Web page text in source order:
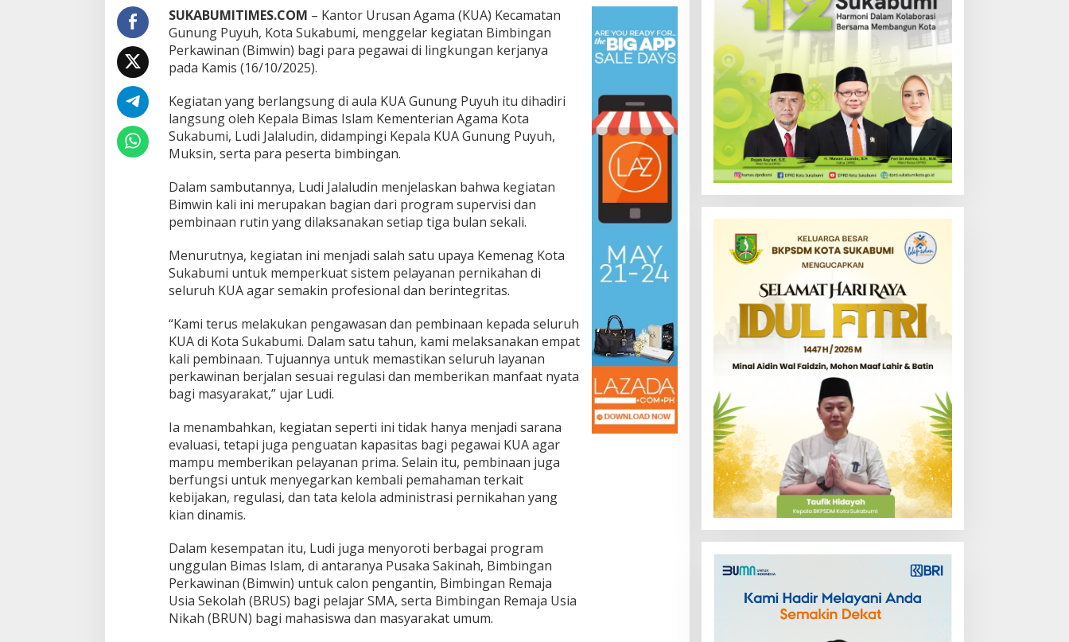
n
P
r
n
k
a
a
n
K
U
G
n
u
n
u
y
u
h
e
a
r
B
m
w
i
b
a
g
i
P
e
SUKABUMITIMES.COM – Kantor Urusan Agama (KUA) Kecamatan
Gunung Puyuh, Kota Sukabumi, menggelar kegiatan Bimbingan
Perkawinan (Bimwin) bagi para pegawai di lingkungan kerjanya
pada Kamis (16/10/2025).
Kegiatan yang berlangsung di aula KUA Gunung Puyuh itu dihadiri
langsung oleh Kepala Bimas Islam Kementerian Agama Kota
Sukabumi, Ludi Jalaludin, didampingi Kepala KUA Gunung Puyuh,
Muksin, serta para peserta bimbingan.
Dalam sambutannya, Ludi Jalaludin menjelaskan bahwa kegiatan
Bimwin kali ini merupakan bagian dari program supervisi dan
pembinaan rutin yang dilaksanakan setiap tiga bulan sekali.
Menurutnya, kegiatan ini menjadi salah satu upaya Kemenag Kota
Sukabumi untuk memperkuat sistem pelayanan pernikahan di
seluruh KUA agar semakin profesional dan berintegritas.
“Kami terus melakukan pengawasan dan pembinaan kepada seluruh
KUA di Kota Sukabumi. Dalam satu tahun, kami melaksanakan empat
kali pembinaan. Tujuannya untuk memastikan seluruh layanan
perkawinan berjalan sesuai regulasi dan memberikan manfaat nyata
bagi masyarakat,” ujar Ludi.
Ia menambahkan, kegiatan seperti ini tidak hanya menjadi sarana
evaluasi, tetapi juga penguatan kapasitas bagi pegawai KUA agar
mampu memberikan pelayanan prima. Selain itu, pembinaan juga
berfungsi untuk menyegarkan kembali pemahaman terkait
kebijakan, regulasi, dan tata kelola administrasi pernikahan yang
kian dinamis.
Dalam kesempatan itu, Ludi juga menyoroti berbagai program
unggulan Bimas Islam, di antaranya Pusaka Sakinah, Bimbingan
Perkawinan (Bimwin) untuk calon pengantin, Bimbingan Remaja
Usia Sekolah (BRUS) bagi pelajar SMA, serta Bimbingan Remaja Usia
Nikah (BRUN) bagi mahasiswa dan masyarakat umum.